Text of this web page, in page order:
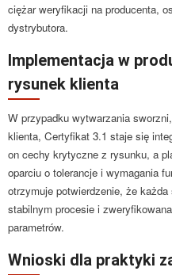
ciężar weryfikacji na producenta,
dystrybutora.
Implementacja w
rysunek klienta
W przypadku wytwarzania
klienta, Certyfikat 3.1 staje się
on cechy krytyczne z rysunku, a
oparciu o tolerancje i wymagania
otrzymuje potwierdzenie, że
stabilnym procesie i
parametrów.
Wnioski dla praktyki